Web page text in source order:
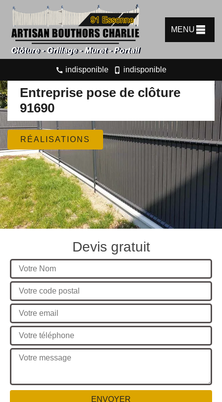
MENU
indisponible indisponible
Entreprise pose de clôture
91690
RÉALISATIONS
Devis gratuit